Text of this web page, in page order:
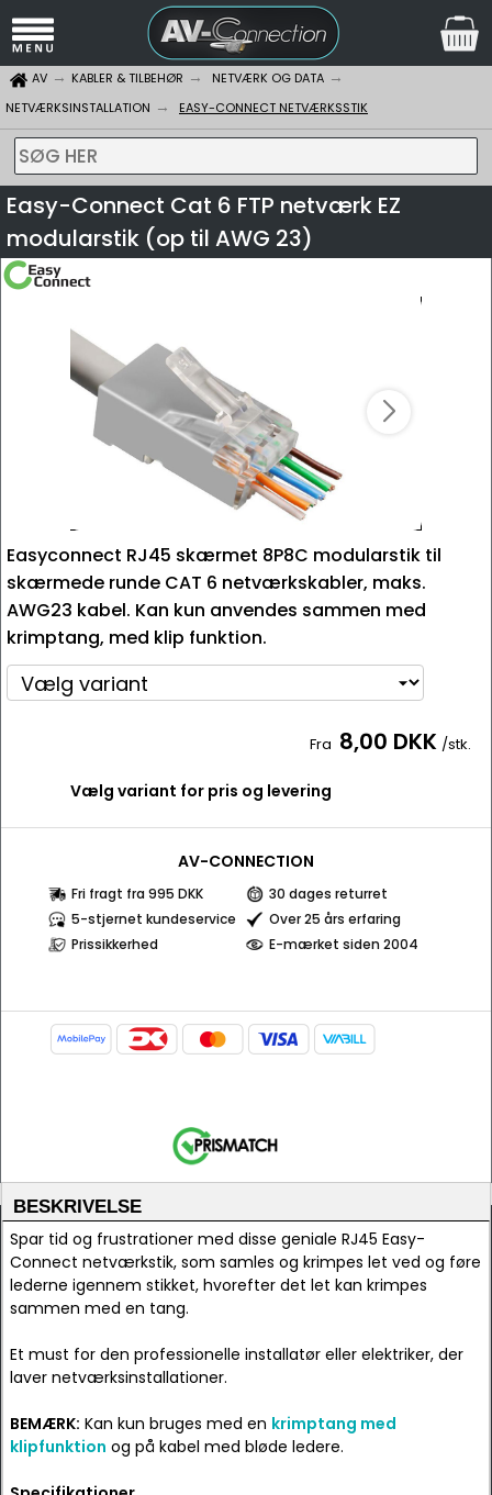
AV KABLER & TILBEHØR
NETVÆRK OG DATA
NETVÆRKSINSTALLATION
EASY-CONNECT NETVÆRKSSTIK
SØG HER
Easy-Connect Cat 6 FTP netværk EZ
modularstik (op til AWG 23)
Easyconnect RJ45 skærmet 8P8C modularstik til
skærmede runde CAT 6 netværkskabler, maks.
AWG23 kabel. Kan kun anvendes sammen med
krimptang, med klip funktion.
Fra 8,00 DKK /stk.
Vælg variant for pris og levering
AV-CONNECTION
Fri fragt fra 995 DKK
30 dages returret
5-stjernet kundeservice
Over 25 års erfaring
Prissikkerhed
E-mærket siden 2004
BESKRIVELSE
Spar tid og frustrationer med disse geniale RJ45 Easy-
Connect netværkstik, som samles og krimpes let ved og føre
lederne igennem stikket, hvorefter det let kan krimpes
sammen med en tang.
Et must for den professionelle installatør eller elektriker, der
laver netværksinstallationer.
BEMÆRK: Kan kun bruges med en krimptang med
klipfunktion og på kabel med bløde ledere.